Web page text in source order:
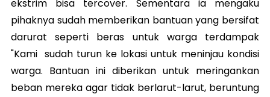
ekstrim bisa tercover. Sementara ia mengaku
pihaknya sudah memberikan bantuan yang bersifat
darurat seperti beras untuk warga terdampak
"Kami sudah turun ke lokasi untuk meninjau kondisi
warga. Bantuan ini diberikan untuk meringankan
beban mereka agar tidak berlarut-larut, beruntung